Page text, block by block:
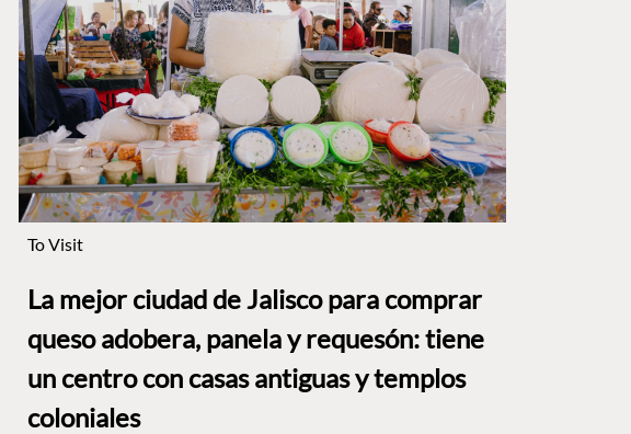
To Visit
La mejor ciudad de Jalisco para comprar
queso adobera, panela y requesón: tiene
un centro con casas antiguas y templos
coloniales